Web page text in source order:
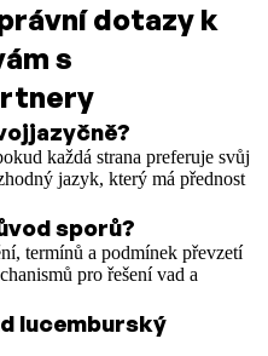
dotazy k
s
každá strana preferuje svůj
jazyk, který má přednost
sporů?
termínů a podmínek převzetí
pro řešení vad a
lucemburský